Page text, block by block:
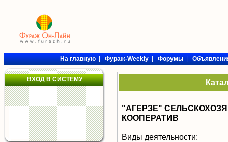
На главную|Фураж-Weekly|Форумы|
ВХОД В СИСТЕМУ
"АГЕРЗЕ"
КООПЕРАТИВ
Виды деятельности: